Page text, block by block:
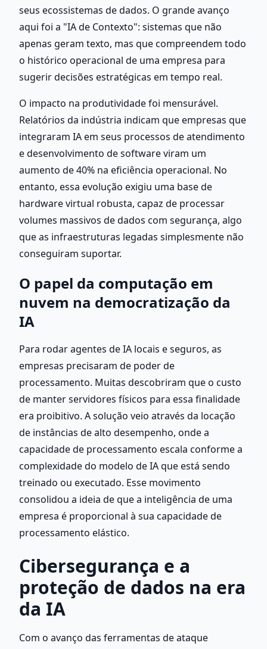
seus ecossistemas de dados. O grande avanço
aqui foi a "IA de Contexto": sistemas que não
apenas geram texto, mas que compreendem todo
o histórico operacional de uma empresa para
sugerir decisões estratégicas em tempo real.
O impacto na produtividade foi mensurável.
Relatórios da indústria indicam que empresas que
integraram IA em seus processos de atendimento
e desenvolvimento de software viram um
aumento de 40% na eficiência operacional. No
entanto, essa evolução exigiu uma base de
hardware virtual robusta, capaz de processar
volumes massivos de dados com segurança, algo
que as infraestruturas legadas simplesmente não
conseguiram suportar.
O papel da computação em
nuvem na democratização da
IA
Para rodar agentes de IA locais e seguros, as
empresas precisaram de poder de
processamento. Muitas descobriram que o custo
de manter servidores físicos para essa finalidade
era proibitivo. A solução veio através da locação
de instâncias de alto desempenho, onde a
capacidade de processamento escala conforme a
complexidade do modelo de IA que está sendo
treinado ou executado. Esse movimento
consolidou a ideia de que a inteligência de uma
empresa é proporcional à sua capacidade de
processamento elástico.
Cibersegurança e a
proteção de dados na era
da IA
Com o avanço das ferramentas de ataque